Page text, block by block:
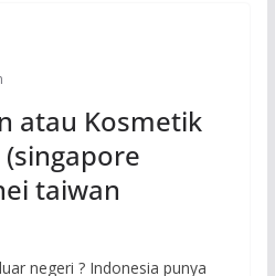
atau Kosmetik
taiwan
negeri ? Indonesia punya